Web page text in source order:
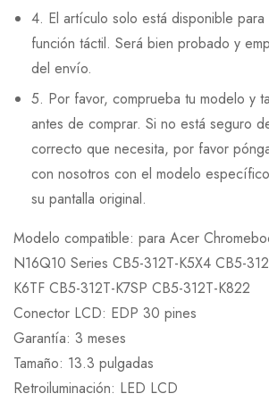
4. El artículo solo está disponible
función táctil. Será bien probado y
del envío.
5. Por favor, comprueba tu modelo y
antes de comprar. Si no está seguro
correcto que necesita, por favor
con nosotros con el modelo
su pantalla original.
Modelo compatible: para Acer
N16Q10 Series CB5-312T-K5X4 CB5-
K6TF CB5-312T-K7SP CB5-312T-K822
Conector LCD: EDP 30 pines
Garantía: 3 meses
Tamaño: 13.3 pulgadas
Retroiluminación: LED LCD